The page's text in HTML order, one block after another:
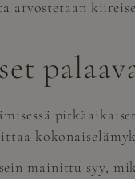
arvostetaan
mainittu syy,